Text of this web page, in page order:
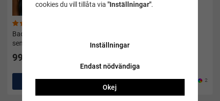
Badmössa svart silicone
senior - Soak
99 kr
Köp
Classic svart - Soak
Köp 2
cookies du vill tillåta via "Inställningar".
Inställningar
Endast nödvändiga
Okej